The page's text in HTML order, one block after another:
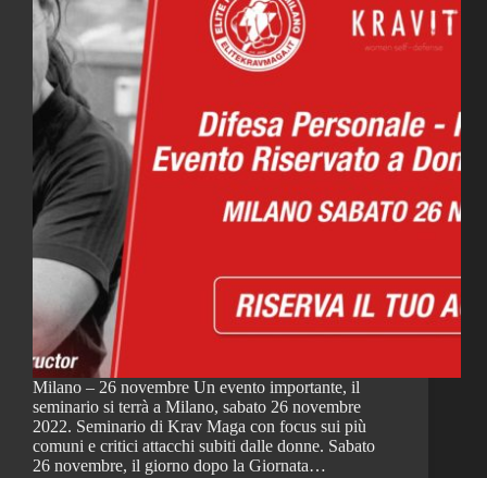
Milano – 26 novembre Un evento importante, il
seminario si terrà a Milano, sabato 26 novembre
2022. Seminario di Krav Maga con focus sui più
comuni e critici attacchi subiti dalle donne. Sabato
26 novembre, il giorno dopo la Giornata…